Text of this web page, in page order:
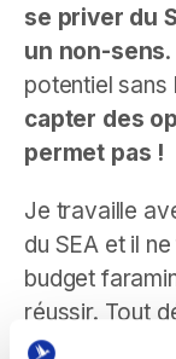
se priver du
un non-sens
potentiel sans
capter des
permet pas !
Je travaille
du SEA et il
budget
réussir. Tout
vend, sa